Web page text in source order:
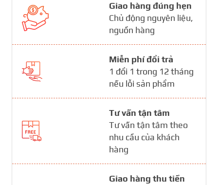
Giao hàng đúng hẹn
Chủ động nguyên liệu,
nguồn hàng
Miễn phí đổi trả
1 đổi 1 trong 12 tháng
nếu lỗi sản phẩm
Tư vấn tận tâm
Tư vấn tận tâm theo
nhu cầu của khách
hàng
Giao hàng thu tiền